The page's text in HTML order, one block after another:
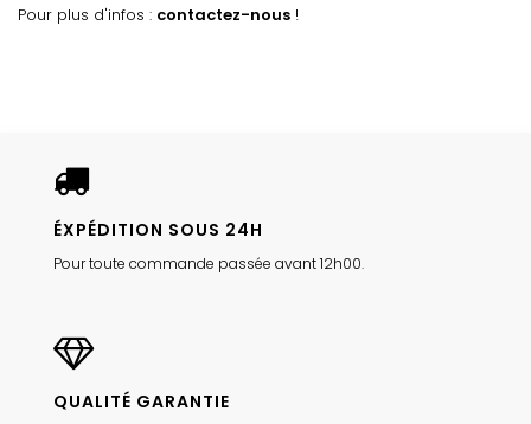
Pour plus d'infos : contactez-nous !
ÉXPÉDITION SOUS 24H
Pour toute commande passée avant 12h00.
QUALITÉ GARANTIE